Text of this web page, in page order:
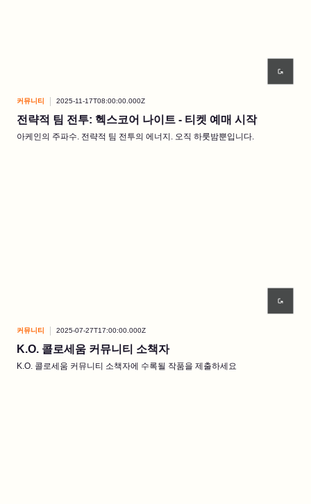
커뮤니티 2025-11-17T08:00:00.000Z
전략적 팀 전투: 헥스코어 나이트 - 티켓 예매 시작
아케인의 주파수. 전략적 팀 전투의 에너지. 오직 하룻밤뿐입니다.
커뮤니티 2025-07-27T17:00:00.000Z
K.O. 콜로세움 커뮤니티 소책자
K.O. 콜로세움 커뮤니티 소책자에 수록될 작품을 제출하세요